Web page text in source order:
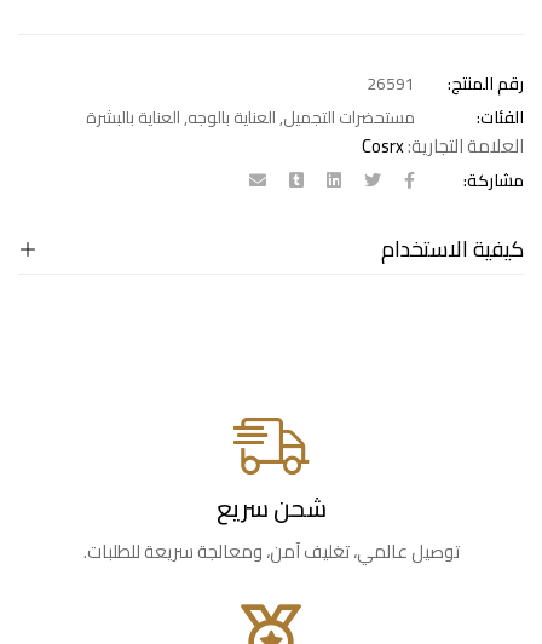
رقم المنتج:
26591
الفئات:
مستحضرات التجميل,العناية بالوجه,العناية بالبشرة
العلامة التجارية:Cosrx
مشاركة:
كيفية الاستخدام
شحن سريع
توصيل عالمي، تغليف آمن، ومعالجة سريعة للطلبات.